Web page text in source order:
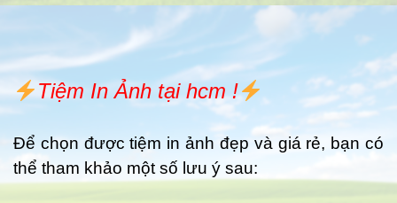
Tiệm In Ảnh tại hcm !
Để chọn được tiệm in ảnh đẹp và giá rẻ, bạn có
thể tham khảo một số lưu ý sau: